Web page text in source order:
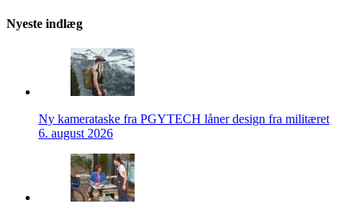
Nyeste indlæg
Ny kamerataske fra PGYTECH låner design fra militæret
6. august 2026